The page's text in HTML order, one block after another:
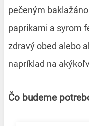
pečeným
paprikami a syrom
zdravý obed alebo
napríklad na
Čo budeme